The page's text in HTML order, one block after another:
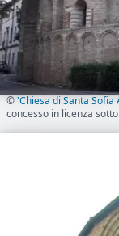
©'Chiesa di Santa
concesso in licenza sotto